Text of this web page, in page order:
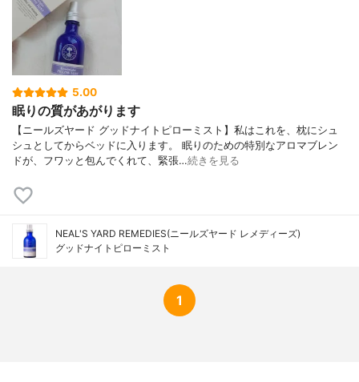
5.00
眠りの質があがります
【ニールズヤード グッドナイトピローミスト】私はこれを、枕にシュ
シュとしてからベッドに入ります。 眠りのための特別なアロマブレン
ドが、フワッと包んでくれて、緊張…続きを見る
NEAL'S YARD REMEDIES(ニールズヤード レメディーズ)
グッドナイトピローミスト
1